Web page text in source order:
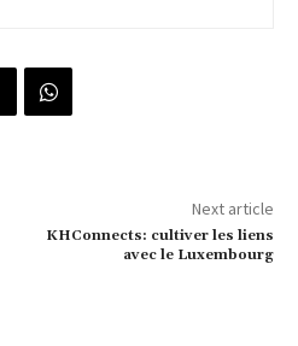
Next article
KHConnects: cultiver les liens
avec le Luxembourg